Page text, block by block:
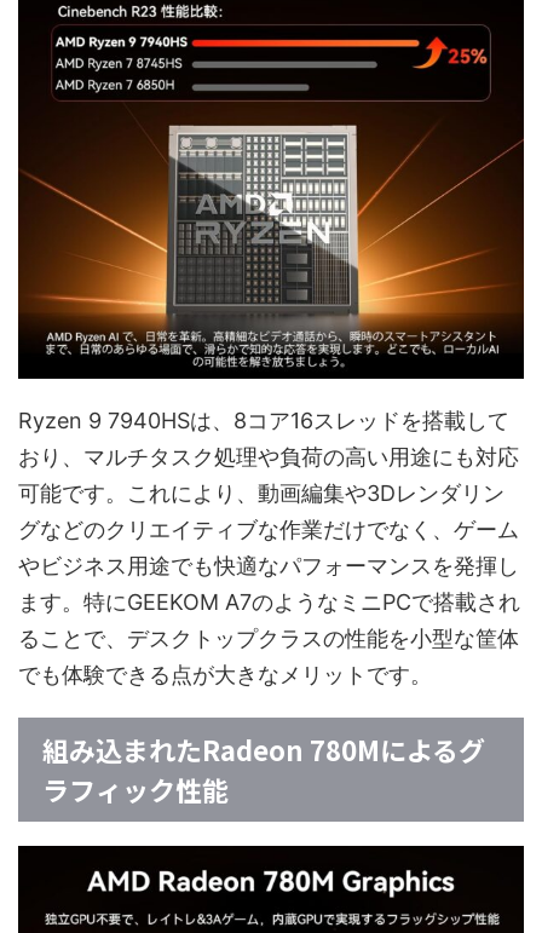
Ryzen 9 7940HSは、8コア16スレッドを搭載して
おり、マルチタスク処理や負荷の高い用途にも対応
可能です。これにより、動画編集や3Dレンダリン
グなどのクリエイティブな作業だけでなく、ゲーム
やビジネス用途でも快適なパフォーマンスを発揮し
ます。特にGEEKOM A7のようなミニPCで搭載され
ることで、デスクトップクラスの性能を小型な筐体
でも体験できる点が大きなメリットです。
組み込まれたRadeon 780Mによるグ
ラフィック性能